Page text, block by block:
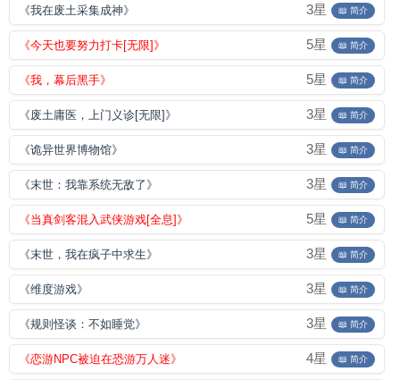
《我在废土采集成神》 3星 📖 简介
《今天也要努力打卡[无限]》 5星 📖 简介
《我，幕后黑手》 5星 📖 简介
《废土庸医，上门义诊[无限]》 3星 📖 简介
《诡异世界博物馆》 3星 📖 简介
《末世：我靠系统无敌了》 3星 📖 简介
《当真剑客混入武侠游戏[全息]》 5星 📖 简介
《末世，我在疯子中求生》 3星 📖 简介
《维度游戏》 3星 📖 简介
《规则怪谈：不如睡觉》 3星 📖 简介
《恋游NPC被迫在恐游万人迷》 4星 📖 简介